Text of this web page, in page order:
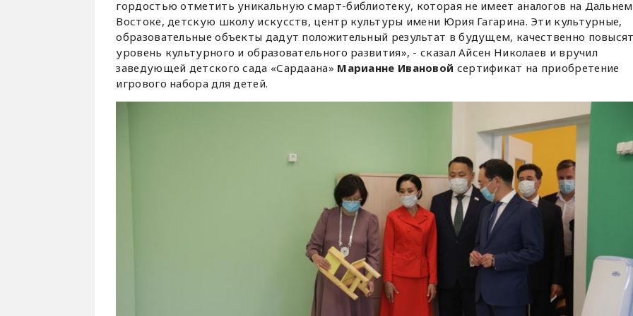
гордостью отметить уникальную смарт-библиотеку, которая не имеет аналогов на Дальнем
Востоке, детскую школу искусств, центр культуры имени Юрия Гагарина. Эти культурные,
образовательные объекты дадут положительный результат в будущем, качественно
уровень культурного и образовательного развития», - сказал Айсен Николаев и вручил
заведующей детского сада «Сардаана» Марианне Ивановой сертификат на приобретение
игрового набора для детей.